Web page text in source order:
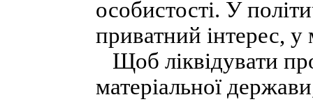
особистості. У
приватний інтерес, у
Щоб ліквідувати
матеріальної